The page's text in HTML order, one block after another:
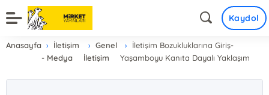
Kaydol
Anasayfa
İletişim
- Medya
Genel
İletişim
İletişim Bozukluklarına Giriş-
Yaşamboyu Kanıta Dayalı Yaklaşım